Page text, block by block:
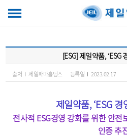
[ESG] 제일약품, ‘ESG
출처 제일파마홀딩스 등록일 2023.02.17
제일약품, ‘ESG 경
전사적 ESG경영 강화를 위한 안전
인증 추